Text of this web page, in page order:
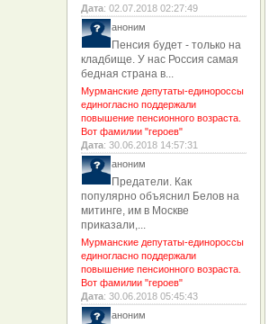
Дата: 02.07.2018 02:27:49
аноним
Пенсия будет - только на
кладбище. У нас Россия самая
бедная страна в...
Мурманские депутаты-единороссы
единогласно поддержали
повышение пенсионного возраста.
Вот фамилии "героев"
Дата: 30.06.2018 14:57:31
аноним
Предатели. Как
популярно объяснил Белов на
митинге, им в Москве
приказали,...
Мурманские депутаты-единороссы
единогласно поддержали
повышение пенсионного возраста.
Вот фамилии "героев"
Дата: 30.06.2018 05:45:43
аноним